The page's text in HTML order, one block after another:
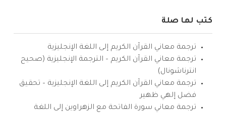
كتب لها صلة
ترجمة معاني القرآن الكريم إلى اللغة الإنجليزية
ترجمة معاني القرآن الكريم – الترجمة الإنجليزية (صحيح
انترناشونال)
ترجمة معاني القرآن الكريم إلى اللغة الإنجليزية – تحقيق
فضل إلهي ظهير
ترجمة معاني سورة الفاتحة مع الزهراوين إلى اللغة